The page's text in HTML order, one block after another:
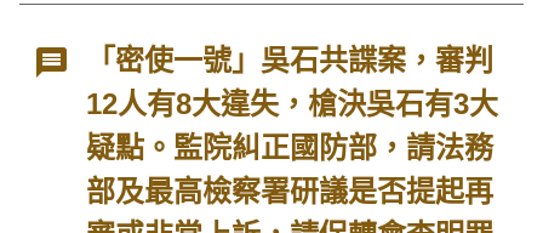
「密使一號」吳石共諜案，審判
12人有8大違失，槍決吳石有3大
疑點。監院糾正國防部，請法務
部及最高檢察署研議是否提起再